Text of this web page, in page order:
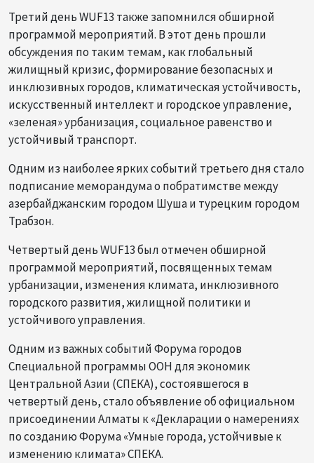
Третий день WUF13 также запомнился обширной
программой мероприятий. В этот день прошли
обсуждения по таким темам, как глобальный
жилищный кризис, формирование безопасных и
инклюзивных городов, климатическая устойчивость,
искусственный интеллект и городское управление,
«зеленая» урбанизация, социальное равенство и
устойчивый транспорт.
Одним из наиболее ярких событий третьего дня стало
подписание меморандума о побратимстве между
азербайджанским городом Шуша и турецким городом
Трабзон.
Четвертый день WUF13 был отмечен обширной
программой мероприятий, посвященных темам
урбанизации, изменения климата, инклюзивного
городского развития, жилищной политики и
устойчивого управления.
Одним из важных событий Форума городов
Специальной программы ООН для экономик
Центральной Азии (СПЕКА), состоявшегося в
четвертый день, стало объявление об официальном
присоединении Алматы к «Декларации о намерениях
по созданию Форума «Умные города, устойчивые к
изменению климата» СПЕКА.